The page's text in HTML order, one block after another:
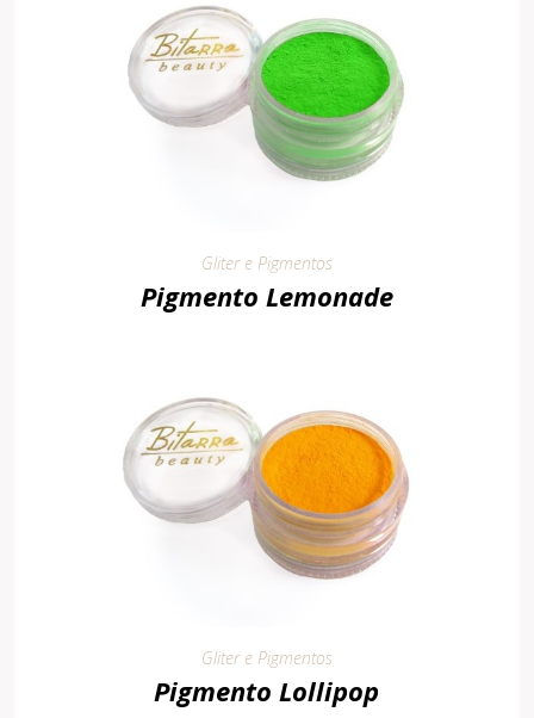
Gliter e Pigmentos
Pigmento Lemonade
Gliter e Pigmentos
Pigmento Lollipop